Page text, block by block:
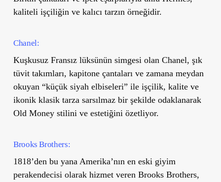
kaliteli işçiliğin ve kalıcı tarzın örneğidir.
Chanel:
Kuşkusuz Fransız lüksünün simgesi olan Chanel, şık
tüvit takımları, kapitone çantaları ve zamana meydan
okuyan “küçük siyah elbiseleri” ile işçilik, kalite ve
ikonik klasik tarza sarsılmaz bir şekilde odaklanarak
Old Money stilini ve estetiğini özetliyor.
Brooks Brothers:
1818’den bu yana Amerika’nın en eski giyim
perakendecisi olarak hizmet veren Brooks Brothers,